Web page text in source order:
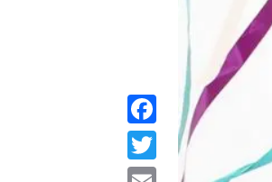
Facebook
Twitter